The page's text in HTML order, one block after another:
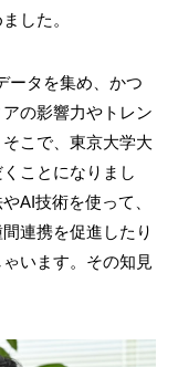
した。
ータを集め、かつ
の影響力やトレン
こで、東京大学大
ことになりまし
AI技術を使って、
連携を促進したり
います。その知見